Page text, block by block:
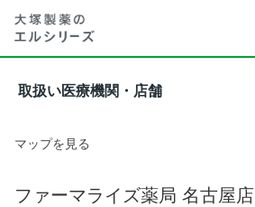
取扱い医療機関・店舗
マップを見る
ファーマライズ薬局 名古屋店